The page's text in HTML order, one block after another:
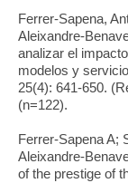
Ferrer-Sapena,
Aleixandre-
analizar el
modelos y
25(4): 641-650.
(n=122).
Ferrer-Sapena A;
Aleixandre-
of the prestige of